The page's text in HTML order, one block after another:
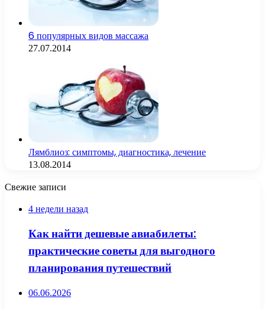
6 популярных видов массажа
27.07.2014
Лямблиоз: симптомы, диагностика, лечение
13.08.2014
Свежие записи
4 недели назад
Как найти дешевые авиабилеты:
практические советы для выгодного
планирования путешествий
06.06.2026